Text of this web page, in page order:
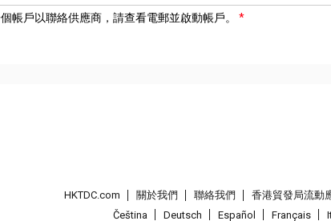
帳戶以聯絡供應商，請查看電郵並啟動帳戶。
HKTDC.com 關於我們 聯絡我們 香港貿發局流動
Čeština
Deutsch Español Français